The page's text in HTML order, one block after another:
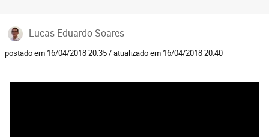
Lucas Eduardo Soares
postado em 16/04/2018 20:35 / atualizado em 16/04/2018 20:40